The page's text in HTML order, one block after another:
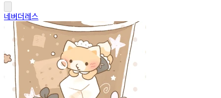
네버더레스